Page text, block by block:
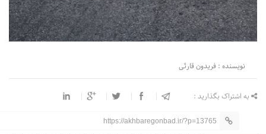
نویسنده : فریدون قارئی
به اشتراک بگذارید :
https://akhbaregonbad.ir/?p=13765